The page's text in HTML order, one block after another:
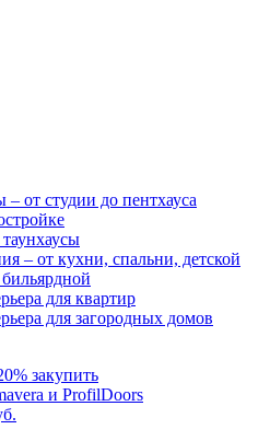
от студии до пентхауса
– от кухни, спальни, детской
для квартир
для загородных домов
закупить
и ProfilDoors